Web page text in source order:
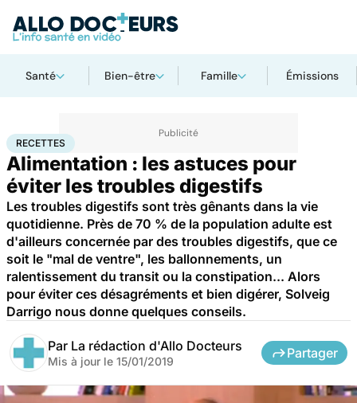
Santé Bien-être Famille Émissions
AccueilSantéMaladies
RECETTES
Alimentation : les astuces pour
éviter les troubles digestifs
Les troubles digestifs sont très gênants dans la vie
quotidienne. Près de 70 % de la population adulte est
d'ailleurs concernée par des troubles digestifs, que ce
soit le "mal de ventre", les ballonnements, un
ralentissement du transit ou la constipation... Alors
pour éviter ces désagréments et bien digérer, Solveig
Darrigo nous donne quelques conseils.
Par La rédaction d'Allo Docteurs
Mis à jour le 15/01/2019
Partager